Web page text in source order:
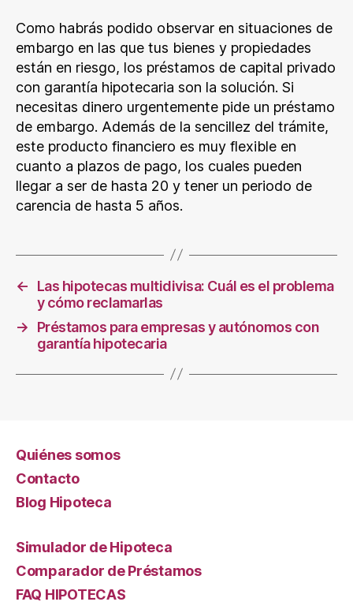
Como habrás podido observar en situaciones de
embargo en las que tus bienes y propiedades
están en riesgo, los préstamos de capital privado
con garantía hipotecaria son la solución. Si
necesitas dinero urgentemente pide un préstamo
de embargo. Además de la sencillez del trámite,
este producto financiero es muy flexible en
cuanto a plazos de pago, los cuales pueden
llegar a ser de hasta 20 y tener un periodo de
carencia de hasta 5 años.
←
Las hipotecas multidivisa: Cuál es el problema
y cómo reclamarlas
→
Préstamos para empresas y autónomos con
garantía hipotecaria
Quiénes somos
Contacto
Blog Hipoteca
Simulador de Hipoteca
Comparador de Préstamos
FAQ HIPOTECAS